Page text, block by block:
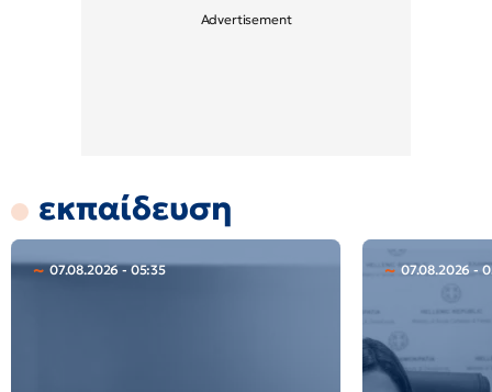
εκπαίδευση
07.08.2026 - 05:35 07.08.2026 -